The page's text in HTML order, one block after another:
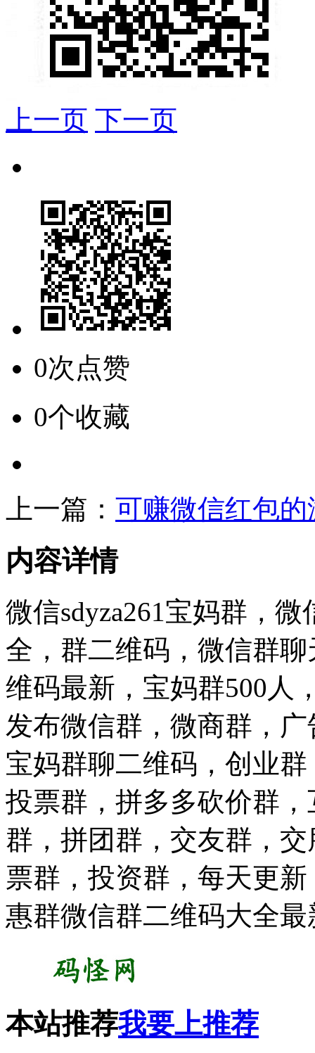
上一页 下一页
0次点赞
0个收藏
上一篇： 可赚微信红包的
内容详情
微信sdyza261宝妈群，
全，群二维码，微信群
维码最新，宝妈群500人
发布微信群，微商群，
宝妈群聊二维码，创业
投票群，拼多多砍价群
群，拼团群，交友群，
票群，投资群，每天更
惠群微信群二维码大全最
本站推荐我要上推荐